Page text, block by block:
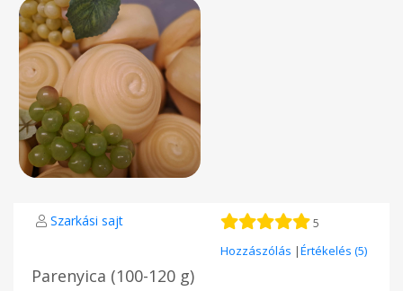
Szarkási sajt 5
Hozzászólás |Értékelés (5)
Parenyica (100-120 g)